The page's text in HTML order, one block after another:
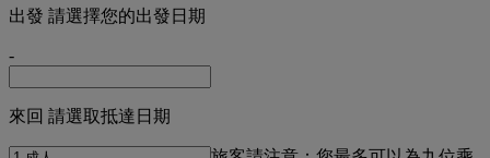
出發 請選擇您的出發日期
-
來回 請選取抵達日期